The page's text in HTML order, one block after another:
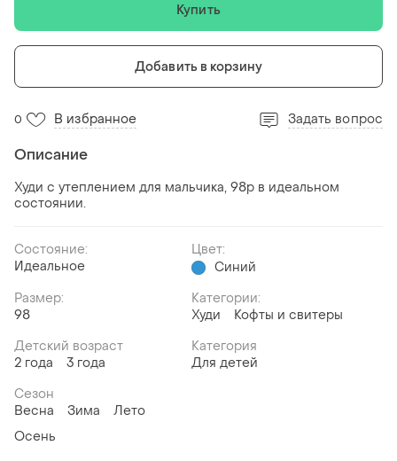
Купить
Добавить в корзину
0 В избранное Задать вопрос
Описание
Худи с утеплением для мальчика, 98р в идеальном
состоянии.
Состояние:
Идеальное
Цвет:
Синий
Размер:
98
Категории:
Худи
Кофты и свитеры
Детский возраст
2 года
3 года
Категория
Для детей
Сезон
Весна
Зима
Лето
Осень